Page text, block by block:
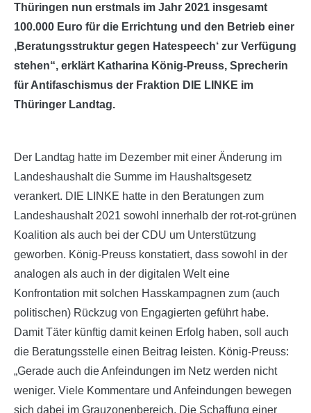
Thüringen nun erstmals im Jahr 2021 insgesamt
100.000 Euro für die Errichtung und den Betrieb einer
‚Beratungsstruktur gegen Hatespeech‘ zur Verfügung
stehen“, erklärt Katharina König-Preuss, Sprecherin
für Antifaschismus der Fraktion DIE LINKE im
Thüringer Landtag.
Der Landtag hatte im Dezember mit einer Änderung im
Landeshaushalt die Summe im Haushaltsgesetz
verankert. DIE LINKE hatte in den Beratungen zum
Landeshaushalt 2021 sowohl innerhalb der rot-rot-grünen
Koalition als auch bei der CDU um Unterstützung
geworben. König-Preuss konstatiert, dass sowohl in der
analogen als auch in der digitalen Welt eine
Konfrontation mit solchen Hasskampagnen zum (auch
politischen) Rückzug von Engagierten geführt habe.
Damit Täter künftig damit keinen Erfolg haben, soll auch
die Beratungsstelle einen Beitrag leisten. König-Preuss:
„Gerade auch die Anfeindungen im Netz werden nicht
weniger. Viele Kommentare und Anfeindungen bewegen
sich dabei im Grauzonenbereich. Die Schaffung einer